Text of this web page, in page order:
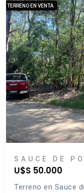
TERRENO EN VENTA
SAUCE DE
U$S 50.000
Terreno en Sauce